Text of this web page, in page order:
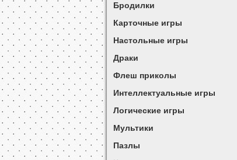
Бродилки
Карточные игры
Настольные игры
Драки
Флеш приколы
Интеллектуальные игры
Логические игры
Мультики
Пазлы